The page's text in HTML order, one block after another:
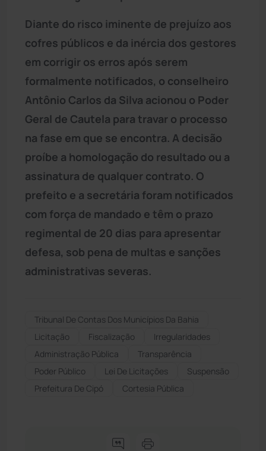
Diante do risco iminente de prejuízo aos
cofres públicos e da inércia dos gestores
em corrigir os erros após serem
formalmente notificados, o conselheiro
Antônio Carlos da Silva acionou o Poder
Geral de Cautela para travar o processo
na fase em que se encontra. A decisão
proíbe a homologação do resultado ou a
assinatura de qualquer contrato. O
prefeito e a secretária foram notificados
com força de mandado e têm o prazo
regimental de 20 dias para apresentar
defesa, sob pena de multas e sanções
administrativas severas.
Tribunal De Contas Dos Municípios Da Bahia
Licitação
Fiscalização
Irregularidades
Administração Pública
Transparência
Poder Público
Lei De Licitações
Suspensão
Prefeitura De Cipó
Cortesia Pública